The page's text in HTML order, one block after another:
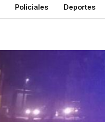
Policiales Deportes